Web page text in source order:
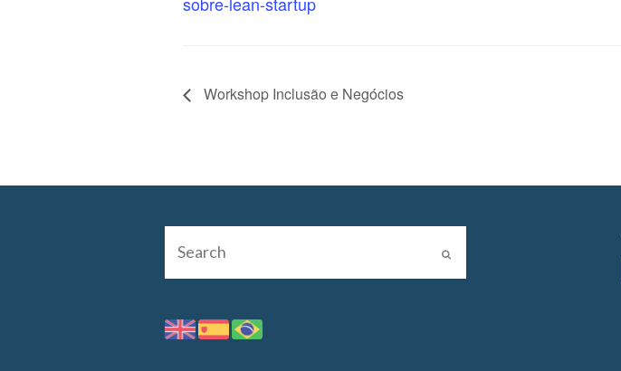
Workshop Inclusão e Negócios